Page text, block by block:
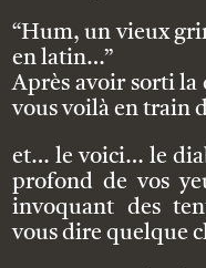
“Hum, un vieux
en latin…”
Après avoir sorti la
vous voilà en train
et… le voici… le
profond de vos
invoquant des
vous dire quelque